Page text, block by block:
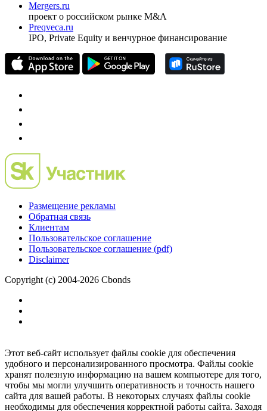
Investfunds
универсальный ресурс по фондовому рынку для
частного инвестора России
проект о российском рынке M&A
Preqveca.ru
Размещение рекламы
Обратная связь
Пользовательское соглашение
Copyright (c) 2004-2026 Cbonds
Этот веб-сайт использует файлы cookie для обеспечения
удобного и персонализированного просмотра. Файлы cookie